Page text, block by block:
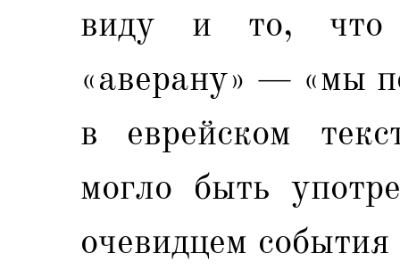
виду и то, что
«аверану» — «мы
в еврейском
могло быть
очевидцем